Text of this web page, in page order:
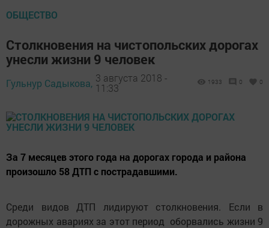
ОБЩЕСТВО
Столкновения на чистопольских дорогах
унесли жизни 9 человек
Гульнур Садыкова, 3 августа 2018 -
11:33
1933 0 0
За 7 месяцев этого года на дорогах города и района
произошло 58 ДТП с пострадавшими.
Среди видов ДТП лидируют столкновения. Если в
дорожных авариях за этот период оборвались жизни 9